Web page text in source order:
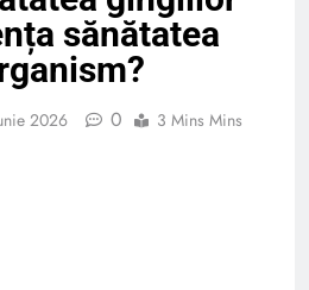
sănătatea
2026 0 3 Mins Mins